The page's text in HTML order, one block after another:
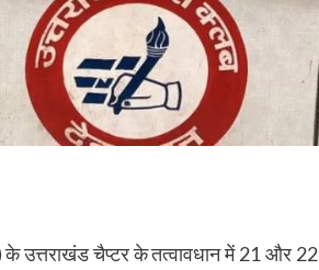
के उत्तराखंड चैप्टर के तत्वावधान में 21 और 22